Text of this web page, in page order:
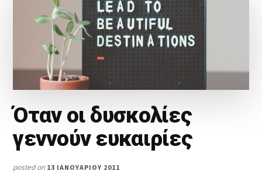
Όταν οι δυσκολίες
γεννούν ευκαιρίες
posted on 13 ΙΑΝΟΥΑΡΊΟΥ 2011